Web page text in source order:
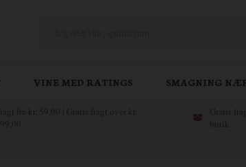
VINE MED RATINGS SMAGNING
Fragt fra kr. 59,00 | Gratis fragt over kr.
999,00
Gratis
butik